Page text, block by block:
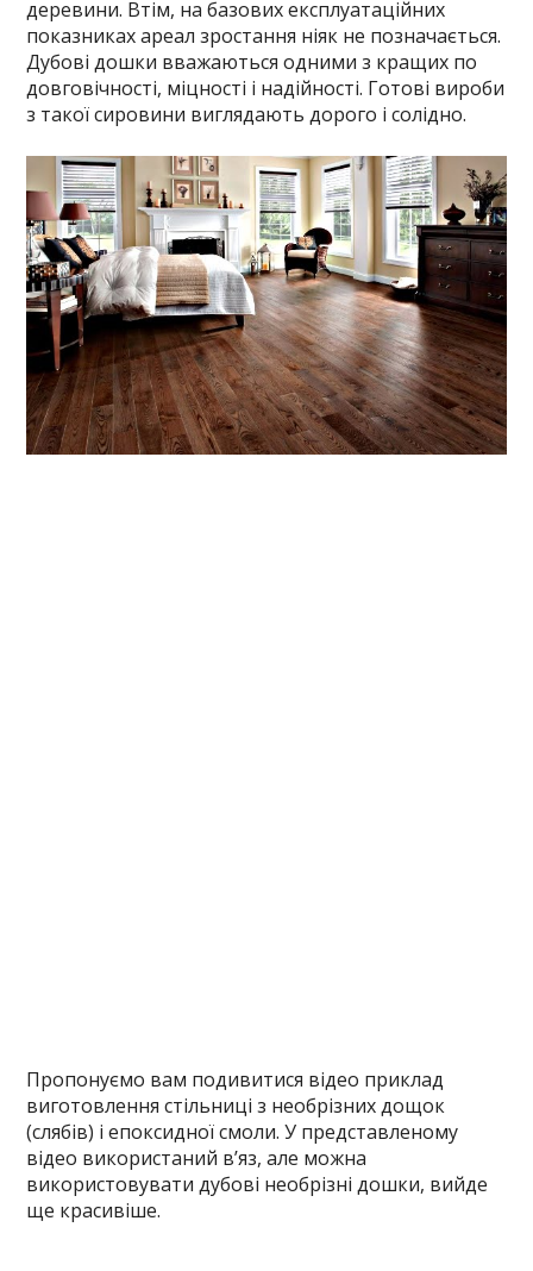
деревини. Втім, на базових експлуатаційних
показниках ареал зростання ніяк не позначається.
Дубові дошки вважаються одними з кращих по
довговічності, міцності і надійності. Готові вироби
з такої сировини виглядають дорого і солідно.
Пропонуємо вам подивитися відео приклад
виготовлення стільниці з необрізних дощок
(слябів) і епоксидної смоли. У представленому
відео використаний в’яз, але можна
використовувати дубові необрізні дошки, вийде
ще красивіше.